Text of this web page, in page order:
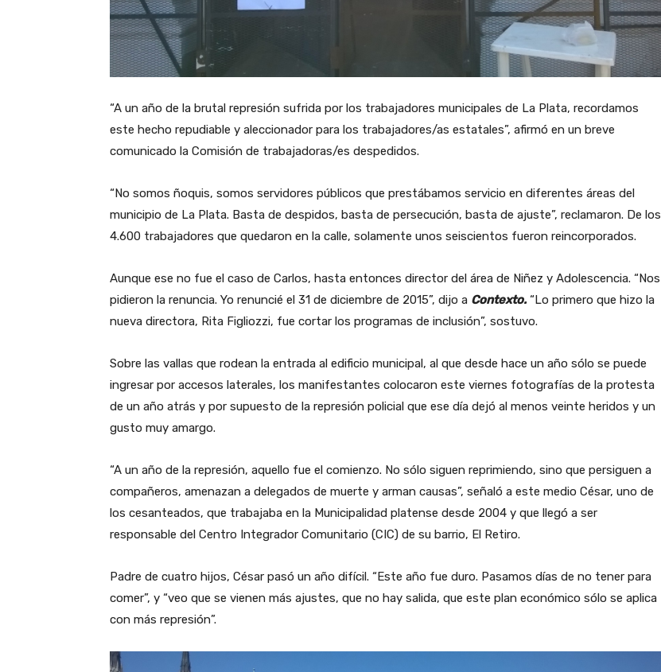
“A un año de la brutal represión sufrida por los trabajadores municipales de La Plata, recordamos
este hecho repudiable y aleccionador para los trabajadores/as estatales”, afirmó en un breve
comunicado la Comisión de trabajadoras/es despedidos.
“No somos ñoquis, somos servidores públicos que prestábamos servicio en diferentes áreas del
municipio de La Plata. Basta de despidos, basta de persecución, basta de ajuste”, reclamaron. De los
4.600 trabajadores que quedaron en la calle, solamente unos seiscientos fueron reincorporados.
Aunque ese no fue el caso de Carlos, hasta entonces director del área de Niñez y Adolescencia. “Nos
pidieron la renuncia. Yo renuncié el 31 de diciembre de 2015”, dijo a Contexto. “Lo primero que hizo la
nueva directora, Rita Figliozzi, fue cortar los programas de inclusión”, sostuvo.
Sobre las vallas que rodean la entrada al edificio municipal, al que desde hace un año sólo se puede
ingresar por accesos laterales, los manifestantes colocaron este viernes fotografías de la protesta
de un año atrás y por supuesto de la represión policial que ese día dejó al menos veinte heridos y un
gusto muy amargo.
“A un año de la represión, aquello fue el comienzo. No sólo siguen reprimiendo, sino que persiguen a
compañeros, amenazan a delegados de muerte y arman causas”, señaló a este medio César, uno de
los cesanteados, que trabajaba en la Municipalidad platense desde 2004 y que llegó a ser
responsable del Centro Integrador Comunitario (CIC) de su barrio, El Retiro.
Padre de cuatro hijos, César pasó un año difícil. “Este año fue duro. Pasamos días de no tener para
comer”, y “veo que se vienen más ajustes, que no hay salida, que este plan económico sólo se aplica
con más represión”.